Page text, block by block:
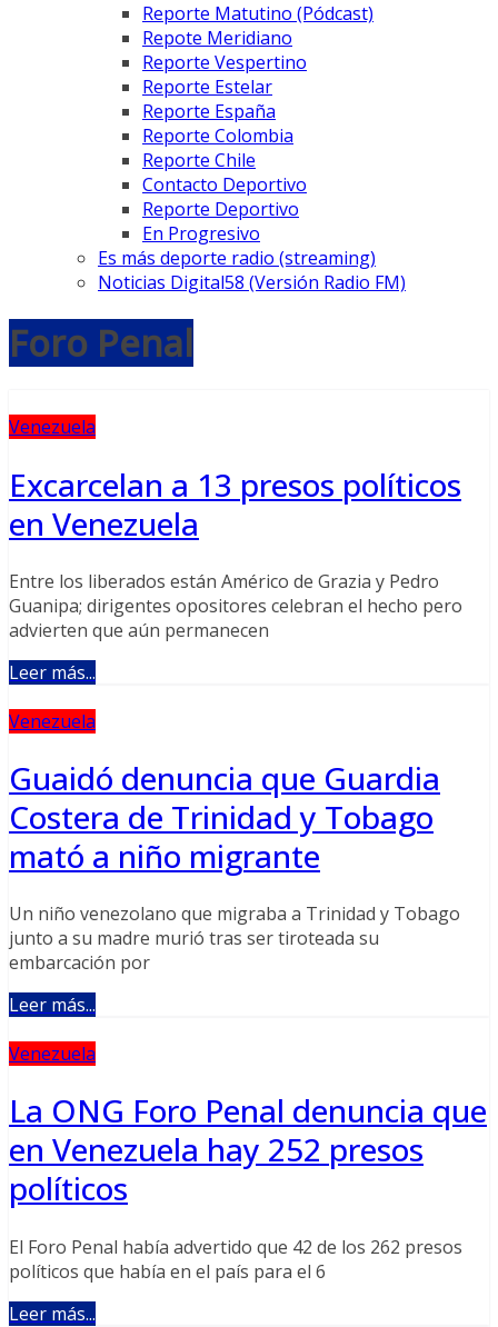
Reporte Matutino (Pódcast)
Repote Meridiano
Reporte Vespertino
Reporte Estelar
Reporte España
Reporte Colombia
Reporte Chile
Contacto Deportivo
Reporte Deportivo
En Progresivo
Es más deporte radio (streaming)
Noticias Digital58 (Versión Radio FM)
Foro Penal
Venezuela
Excarcelan a 13 presos políticos
en Venezuela
Entre los liberados están Américo de Grazia y Pedro
Guanipa; dirigentes opositores celebran el hecho pero
advierten que aún permanecen
Leer más...
Venezuela
Guaidó denuncia que Guardia
Costera de Trinidad y Tobago
mató a niño migrante
Un niño venezolano que migraba a Trinidad y Tobago
junto a su madre murió tras ser tiroteada su
embarcación por
Leer más...
Venezuela
La ONG Foro Penal denuncia que
en Venezuela hay 252 presos
políticos
El Foro Penal había advertido que 42 de los 262 presos
políticos que había en el país para el 6
Leer más...